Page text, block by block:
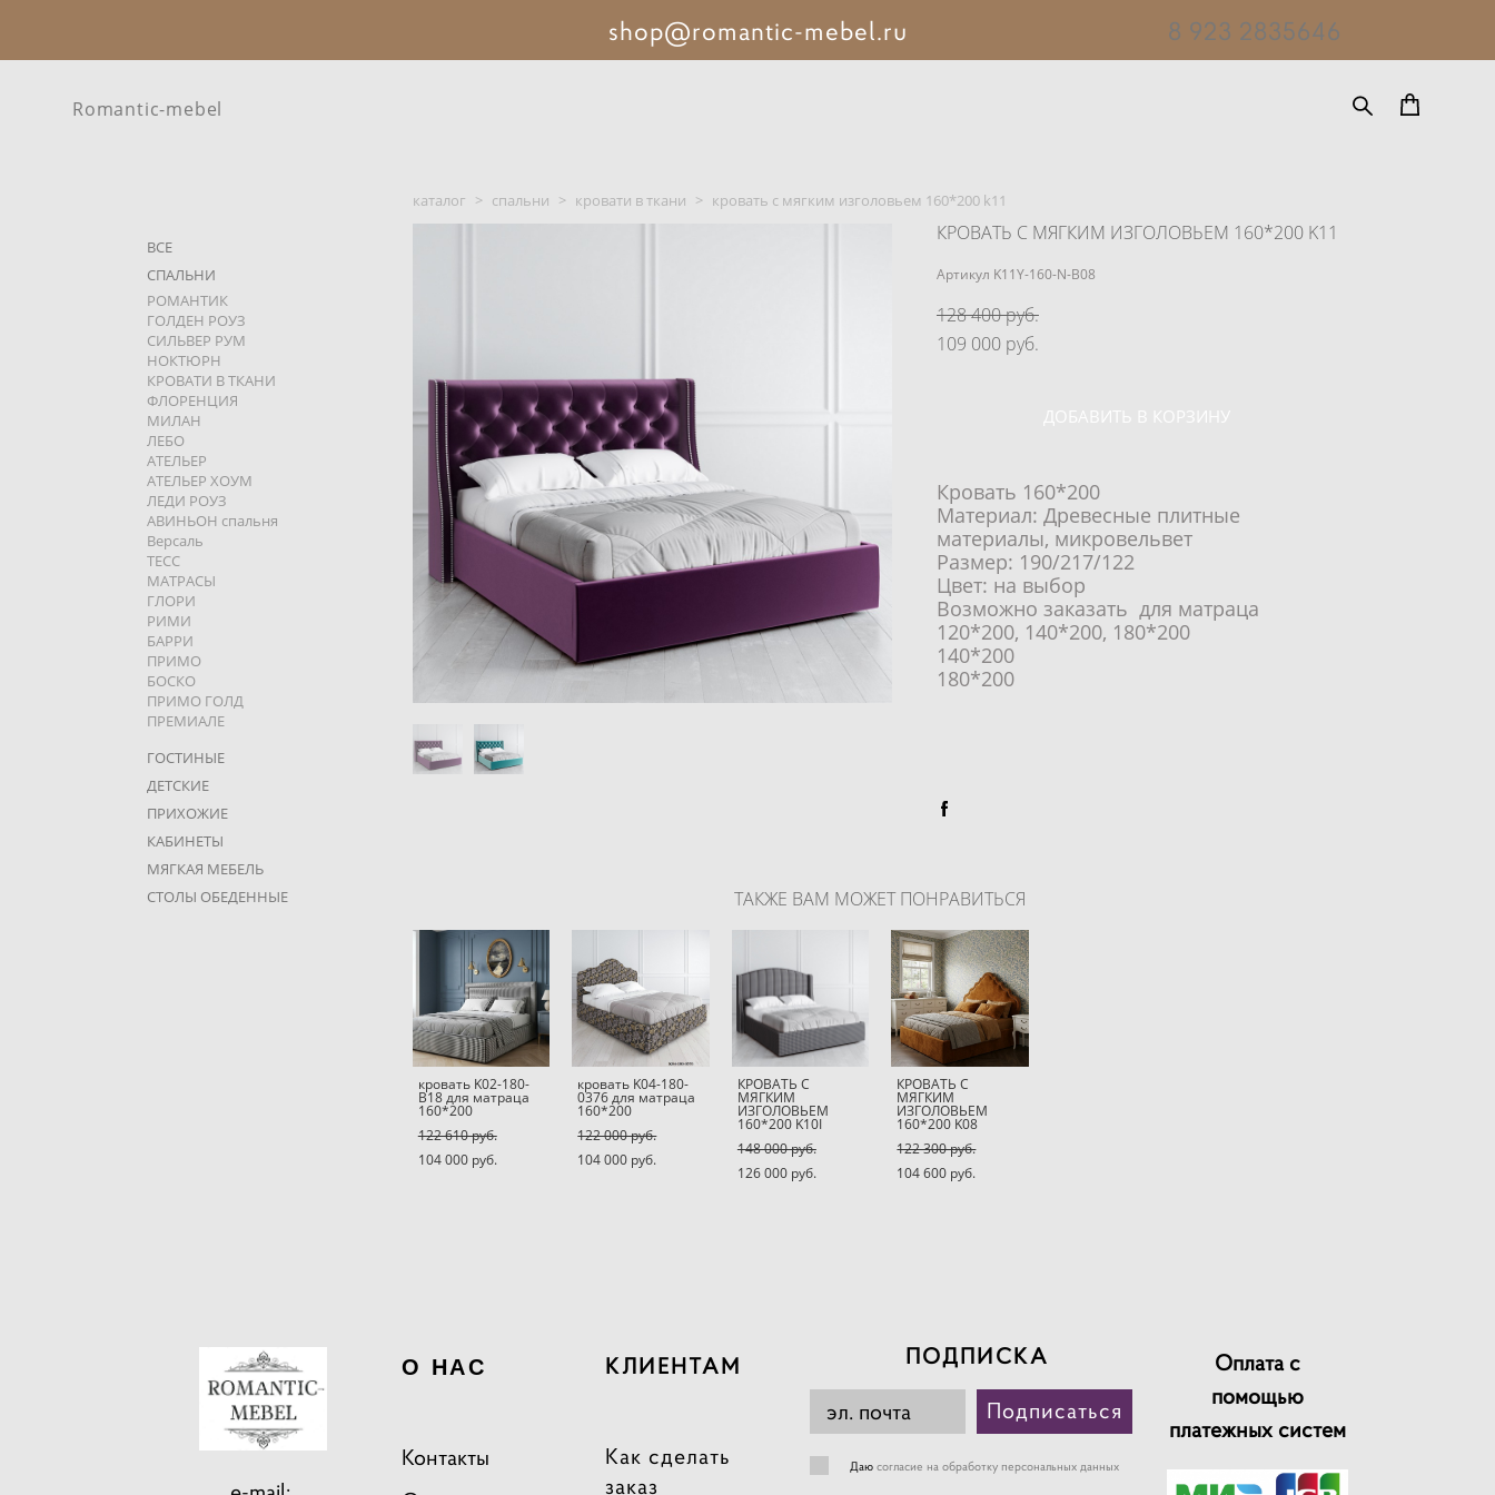
shop@romantic-mebel.ru 8 923 2835646
Romantic-mebel
ВСЕ
СПАЛЬНИ
РОМАНТИК
ГОЛДЕН РОУЗ
СИЛЬВЕР РУМ
НОКТЮРН
КРОВАТИ В ТКАНИ
ФЛОРЕНЦИЯ
МИЛАН
ЛЕБО
АТЕЛЬЕР
АТЕЛЬЕР ХОУМ
ЛЕДИ РОУЗ
АВИНЬОН спальня
Версаль
ТЕСC
МАТРАСЫ
ГЛОРИ
РИМИ
БАРРИ
ПРИМО
БОСКО
ПРИМО ГОЛД
ПРЕМИАЛЕ
ГОСТИНЫЕ
ДЕТСКИЕ
ПРИХОЖИЕ
КАБИНЕТЫ
МЯГКАЯ МЕБЕЛЬ
СТОЛЫ ОБЕДЕННЫЕ
каталог > спальни > кровати в ткани > кровать с мягким изголовьем 160*200 k11
КРОВАТЬ С МЯГКИМ ИЗГОЛОВЬЕМ 160*200 K11
Артикул K11Y-160-N-B08
128 400 pуб.
109 000 pуб.
ДОБАВИТЬ В КОРЗИНУ
Кровать 160*200
Материал: Древесные плитные
материалы, микровельвет
Размер: 190/217/122
Цвет: на выбор
Возможно заказать для матраца
120*200, 140*200, 180*200
140*200
180*200
ТАКЖЕ ВАМ МОЖЕТ ПОНРАВИТЬСЯ
кровать K02-180-
B18 для матраца
160*200
122 610 pуб.
104 000 pуб.
кровать K04-180-
0376 для матраца
160*200
122 000 pуб.
104 000 pуб.
КРОВАТЬ С
МЯГКИМ
ИЗГОЛОВЬЕМ
160*200 K10I
148 000 pуб.
126 000 pуб.
КРОВАТЬ С
МЯГКИМ
ИЗГОЛОВЬЕМ
160*200 K08
122 300 pуб.
104 600 pуб.
О НАС
Контакты
КЛИЕНТАМ
Как сделать
заказ
ПОДПИСКА
Подписаться
Даю согласие на обработку персональных данных
Оплата с
помощью
платежных систем